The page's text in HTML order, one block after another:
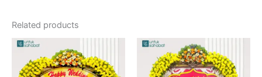
Related products
price
was:
Rp1,100,000.
is:
Rp1,049,000.
Original
price
was:
Rp1,775,000.
is: